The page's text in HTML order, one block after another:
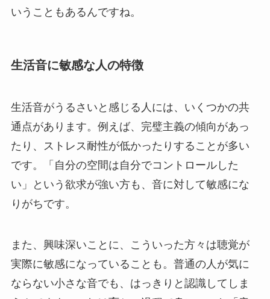
いうこともあるんですね。
生活音に敏感な人の特徴
生活音がうるさいと感じる人には、いくつかの共
通点があります。例えば、完璧主義の傾向があっ
たり、ストレス耐性が低かったりすることが多い
です。「自分の空間は自分でコントロールした
い」という欲求が強い方も、音に対して敏感にな
りがちです。
また、興味深いことに、こういった方々は聴覚が
実際に敏感になっていることも。普通の人が気に
ならない小さな音でも、はっきりと認識してしま